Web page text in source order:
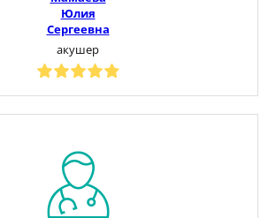
Юлия
Сергеевна
акушер